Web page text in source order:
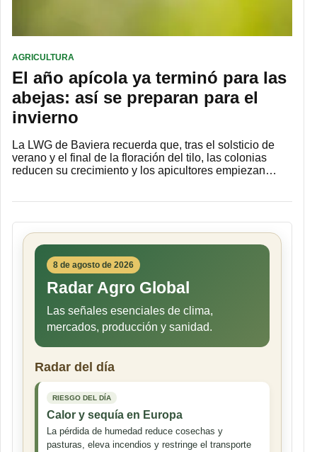
AGRICULTURA
El año apícola ya terminó para las
abejas: así se preparan para el
invierno
La LWG de Baviera recuerda que, tras el solsticio de
verano y el final de la floración del tilo, las colonias
reducen su crecimiento y los apicultores empiezan…
8 de agosto de 2026
Radar Agro Global
Las señales esenciales de clima,
mercados, producción y sanidad.
Radar del día
RIESGO DEL DÍA
Calor y sequía en Europa
La pérdida de humedad reduce cosechas y
pasturas, eleva incendios y restringe el transporte